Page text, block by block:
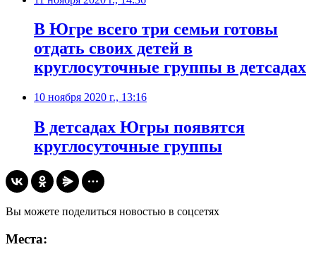
​В Югре всего три семьи готовы
отдать своих детей в
круглосуточные группы в детсадах
10 ноября 2020 г., 13:16
​В детсадах Югры появятся
круглосуточные группы
Вы можете поделиться новостью в соцсетях
Места: